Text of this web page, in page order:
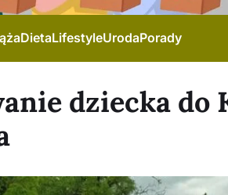
DietaLifestyleUrodaPorady
dziecka do